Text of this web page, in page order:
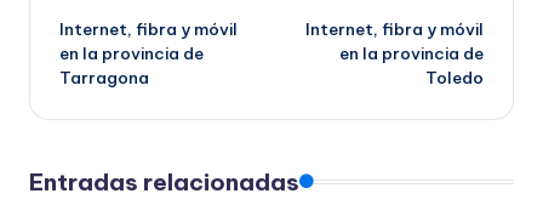
de
entradas
Internet, fibra y móvil
en la provincia de
Tarragona
Internet, fibra y móvil
en la provincia de
Toledo
Entradas relacionadas